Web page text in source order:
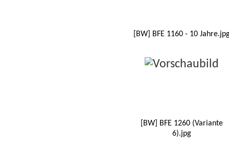
[BW] BFE 1160 - 10
[BW] BFE 1260 (Variante
6).jpg